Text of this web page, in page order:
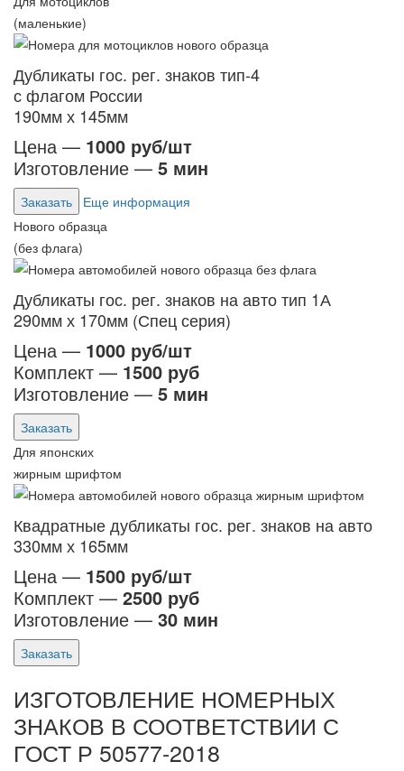
(маленькие)
Дубликаты гос. рег. знаков тип-4
с флагом России
190мм х 145мм
Цена — 1000 руб/шт
Изготовление — 5 мин
Заказать
Еще информация
Нового образца
(без флага)
Дубликаты гос. рег. знаков на авто тип 1А
290мм х 170мм (Спец серия)
Цена — 1000 руб/шт
Комплект — 1500 руб
Изготовление — 5 мин
Заказать
Для японских
жирным шрифтом
Квадратные дубликаты гос. рег. знаков на авто
330мм х 165мм
Цена — 1500 руб/шт
Комплект — 2500 руб
Изготовление — 30 мин
Заказать
ИЗГОТОВЛЕНИЕ НОМЕРНЫХ
ЗНАКОВ В СООТВЕТСТВИИ С
ГОСТ Р 50577-2018